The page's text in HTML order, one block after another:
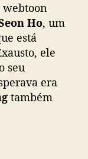
A
s
s
s
t
webtoon
Ho, um
está
ele
seu
era
também